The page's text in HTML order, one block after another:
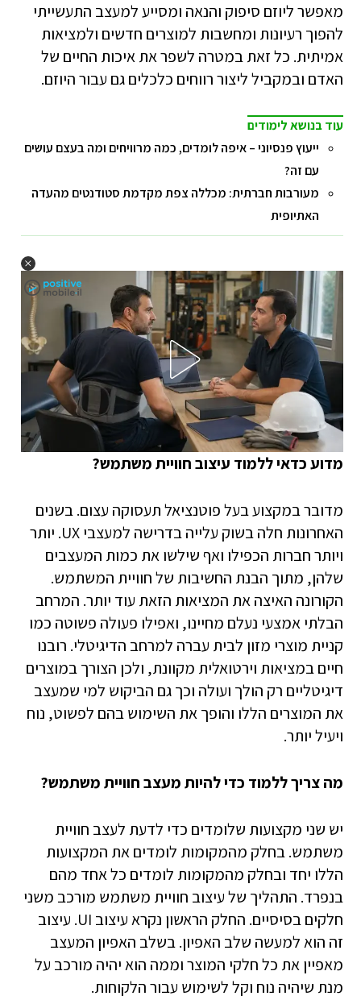
מאפשר ליוזם סיפוק והנאה ומסייע למעצב התעשייתי
להפוך רעיונות ומחשבות למוצרים חדשים ולמציאות
אמיתית. כל זאת במטרה לשפר את איכות החיים של
האדם ובמקביל ליצור רווחים כלכלים גם עבור היוזם.
עוד בנושא לימודים
ייעוץ פנסיוני – איפה לומדים, כמה מרוויחים ומה בעצם עושים
עם זה?
מעורבות חברתית: מכללה צפת מקדמת סטודנטים מהעדה
האתיופית
מדוע כדאי ללמוד עיצוב חוויית משתמש?
מדובר במקצוע בעל פוטנציאל תעסוקה עצום. בשנים
האחרונות חלה בשוק עלייה בדרישה למעצבי UX. יותר
ויותר חברות הכפילו ואף שילשו את כמות המעצבים
שלהן, מתוך הבנת החשיבות של חוויית המשתמש.
הקורונה האיצה את המציאות הזאת עוד יותר. המרחב
הבלתי אמצעי נעלם מחיינו, ואפילו פעולה פשוטה כמו
קניית מוצרי מזון לבית עברה למרחב הדיגיטלי. רובנו
חיים במציאות וירטואלית מקוונת, ולכן הצורך במוצרים
דיגיטליים רק הולך ועולה וכך גם הביקוש למי שמעצב
את המוצרים הללו והופך את השימוש בהם לפשוט, נוח
ויעיל יותר.
מה צריך ללמוד כדי להיות מעצב חוויית משתמש?
יש שני מקצועות שלומדים כדי לדעת לעצב חוויית
משתמש. בחלק מהמקומות לומדים את המקצועות
הללו יחד ובחלק מהמקומות לומדים כל אחד מהם
בנפרד. התהליך של עיצוב חוויית משתמש מורכב משני
חלקים בסיסיים. החלק הראשון נקרא עיצוב UI. עיצוב
זה הוא למעשה שלב האפיון. בשלב האפיון המעצב
מאפיין את כל חלקי המוצר וממה הוא יהיה מורכב על
מנת שיהיה נוח וקל לשימוש עבור הלקוחות.